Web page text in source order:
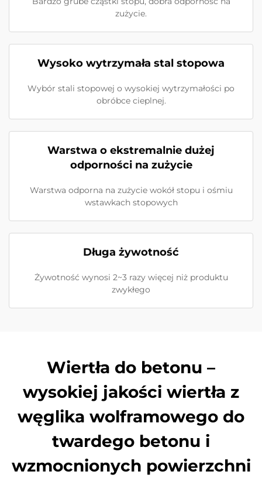
zużycie.
Wysoko wytrzymała stal stopowa
Wybór stali stopowej o wysokiej wytrzymałości po
obróbce cieplnej.
Warstwa o ekstremalnie dużej
odporności na zużycie
Warstwa odporna na zużycie wokół stopu i ośmiu
wstawkach stopowych
Długa żywotność
Żywotność wynosi 2~3 razy więcej niż produktu
zwykłego
Wiertła do betonu –
wysokiej jakości wiertła z
węglika wolframowego do
twardego betonu i
wzmocnionych powierzchni